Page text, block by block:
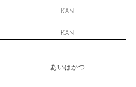
KAN
KAN
あいはかつ